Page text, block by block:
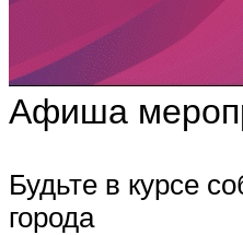
Афиша
Будьте в курсе
города